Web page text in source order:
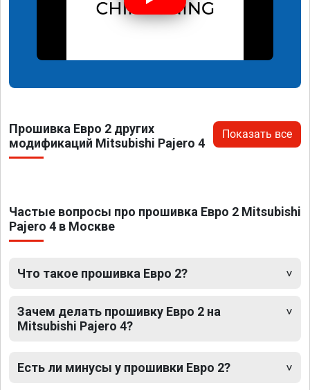
Прошивка Евро 2 других
модификаций Mitsubishi Pajero 4
Показать все
Частые вопросы про прошивка Евро 2 Mitsubishi
Pajero 4 в Москве
Что такое прошивка Евро 2?
Зачем делать прошивку Евро 2 на
Mitsubishi Pajero 4?
Есть ли минусы у прошивки Евро 2?